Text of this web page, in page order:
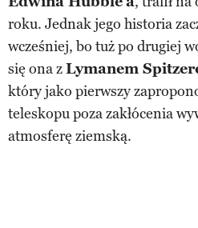
roku. Jednak jego historia
wcześniej, bo tuż po drugiej
się ona zLymanem
który jako pierwszy
teleskopu poza zakłócenia
atmosferę ziemską.